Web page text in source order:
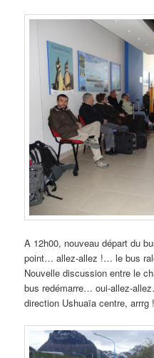
A 12h00, nouveau départ du
point… allez-allez !… le bus
Nouvelle discussion entre le
bus redémarre… oui-allez-
direction Ushuaïa centre, arrrg !